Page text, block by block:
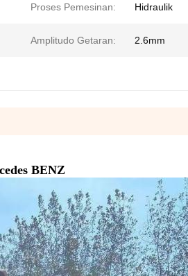
Proses Pemesinan: Hidraulik
Amplitudo Getaran: 2.6mm
BENZ